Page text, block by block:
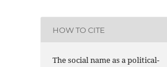
HOW TO CITE
The social name as a political-